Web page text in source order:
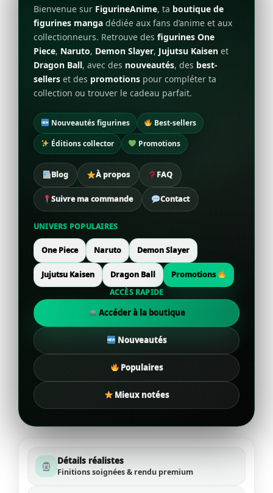
Bienvenue sur FigurineAnime, ta boutique de
figurines manga dédiée aux fans d’anime et aux
collectionneurs. Retrouve des figurines One
Piece, Naruto, Demon Slayer, Jujutsu Kaisen et
Dragon Ball, avec des nouveautés, des best-
sellers et des promotions pour compléter ta
collection ou trouver le cadeau parfait.
Nouveautés figurines
Best-sellers
Éditions collector
Promotions
Blog À propos FAQ
Suivre ma commande Contact
UNIVERS POPULAIRES
One Piece Naruto Demon Slayer
Jujutsu Kaisen Dragon Ball
Promotions
ACCÈS RAPIDE
Accéder à la boutique
Nouveautés
Populaires
Mieux notées
Détails réalistes
Finitions soignées & rendu premium